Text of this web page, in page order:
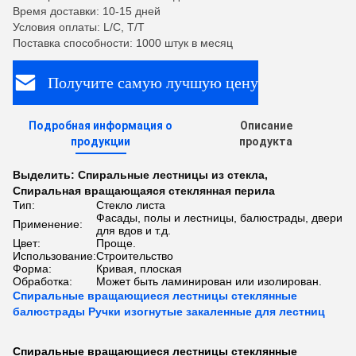
Время доставки: 10-15 дней
Условия оплаты: L/C, T/T
Поставка способности: 1000 штук в месяц
Получите самую лучшую цену
Подробная информация о
продукции
Описание
продукта
Выделить: Спиральные лестницы из стекла,
Спиральная вращающаяся стеклянная перила
Тип:
Стекло листа
Применение:
Фасады, полы и лестницы, балюстрады, двери
для вдов и т.д.
Цвет:
Проще.
Использование:Строительство
Форма:
Кривая, плоская
Обработка:
Может быть ламинирован или изолирован.
Спиральные вращающиеся лестницы стеклянные
балюстрады Ручки изогнутые закаленные для лестниц
Спиральные вращающиеся лестницы стеклянные